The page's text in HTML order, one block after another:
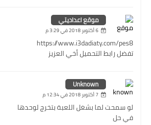
موقع اعداديتي
6 أكتوبر 2018 في 3:29 م
https://www.i3dadiaty.com/pes8
تفضل رابط التحميل أخي العزيز
Unknown
7 أكتوبر 2018 في 12:34 م
لو سمحت لما بشغل اللعبة بتخرج لوحدها
في حل